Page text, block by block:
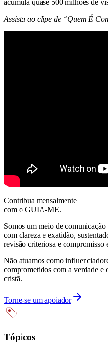
acumula quase 500 milhões de
Assista ao clipe de “Quem É
Contribua mensalmente
com o GUIA-ME.
Somos um meio de
com clareza e exatidão,
revisão criteriosa e compromisso
Não atuamos como
comprometidos com a verdade e
cristã.
Torne-se um apoiador
Tópicos